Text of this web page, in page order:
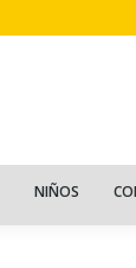
NIÑOS
DIFUSIÓN